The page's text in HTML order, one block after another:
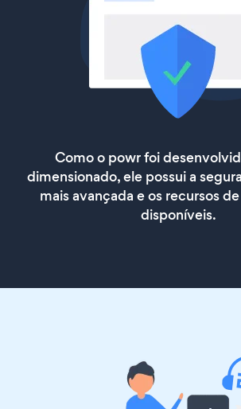
Como o powr foi
dimensionado, ele possui a
mais avançada e os recursos
disponíveis.